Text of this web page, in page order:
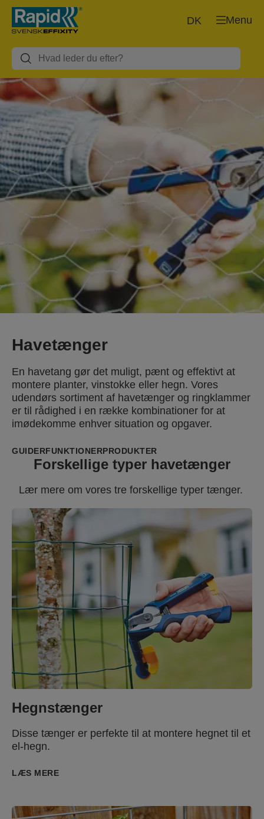
Menu
DK
Havetænger
En havetang gør det muligt, pænt og effektivt at
montere planter, vinstokke eller hegn. Vores
udendørs sortiment af havetænger og ringklammer
er til rådighed i en række kombinationer for at
imødekomme enhver situation og opgaver.
GUIDERFUNKTIONERPRODUKTER
Forskellige typer havetænger
Lær mere om vores tre forskellige typer tænger.
Hegnstænger
Disse tænger er perfekte til at montere hegnet til et
el-hegn.
LÆS MERE